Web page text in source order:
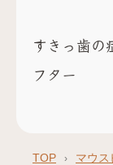
すきっ歯
フター
TOP マウス